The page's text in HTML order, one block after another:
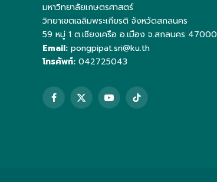
มหาวิทยาลัยเกษตรศาสตร์
วิทยาเขตเฉลิมพระเกียรติ จังหวัดสกลนคร
59 หมู่ 1 ต.เชียงเครือ อ.เมือง จ.สกลนคร 47000
Email: pongpipat.sri@ku.th
โทรศัพท์: 042725043
Facebook
X
YouTubeTikTok